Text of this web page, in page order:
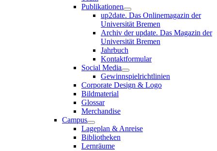
Publikationen
up2date. Das Onlinemagazin der
Universität Bremen
Archiv der update. Das Magazin der
Universität Bremen
Jahrbuch
Kontaktformular
Social Media
Gewinnspielrichtlinien
Corporate Design & Logo
Bildmaterial
Glossar
Merchandise
Campus
Lageplan & Anreise
Bibliotheken
Lernräume